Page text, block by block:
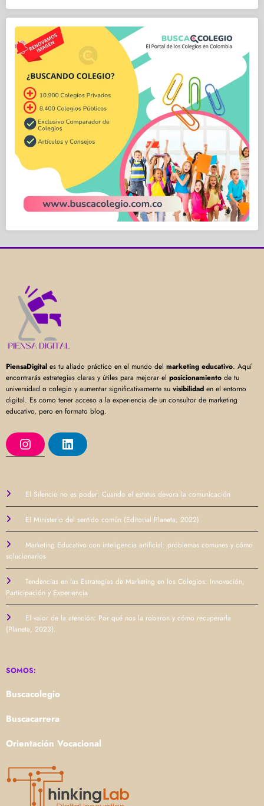
PiensaDigital es tu aliado práctico en el mundo del marketing educativo. Aquí
encontrarás estrategias claras y útiles para mejorar el posicionamiento de tu
universidad o colegio y aumentar significativamente su visibilidad en el entorno
digital. Es como tener acceso a la experiencia de un consultor de marketing
educativo, pero en formato blog.
I
n
r
m
L
i
I
El Silencio no es poder: Cuando el estatus devora la comunicación
El Ministerio del sentido común (Editorial Planeta, 2022)
Marketing Educativo con inteligencia artificial: problemas comunes y cómo
solucionarlos
Tendencias en las Estrategias de Marketing en los Colegios: Innovación,
Participación y Experiencia
El valor de la atención: Por qué nos la robaron y cómo recuperarla
(Planeta, 2023).
SOMOS:
Buscacolegio
Buscacarrera
Orientación Vocacional